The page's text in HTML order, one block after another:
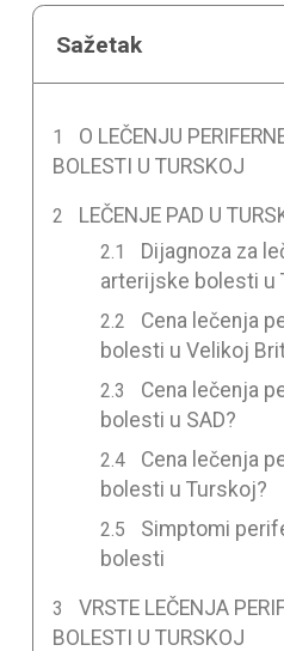
Sažetak
O LEČENJU
BOLESTI U TURSKOJ
LEČENJE PAD U
Dijagnoza za
arterijske bolesti u
Cena lečenja
bolesti u Velikoj
Cena lečenja
bolesti u SAD?
Cena lečenja
bolesti u Turskoj?
Simptomi
bolesti
VRSTE LEČENJA
BOLESTI U TURSKOJ